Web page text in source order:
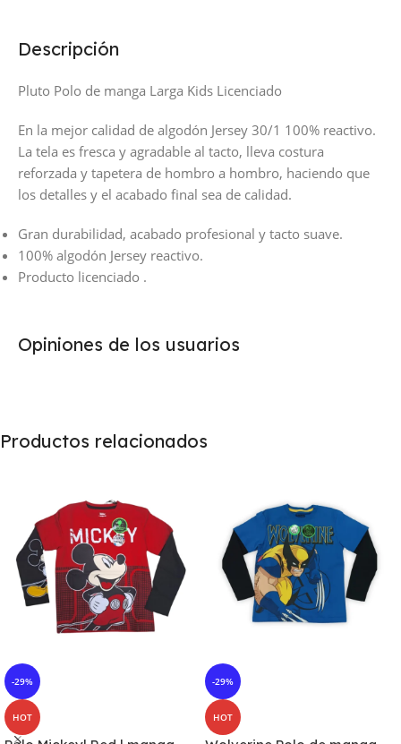
Descripción
Pluto Polo de manga Larga Kids Licenciado
En la mejor calidad de algodón Jersey 30/1 100% reactivo.
La tela es fresca y agradable al tacto, lleva costura
reforzada y tapetera de hombro a hombro, haciendo que
los detalles y el acabado final sea de calidad.
Gran durabilidad, acabado profesional y tacto suave.
100% algodón Jersey reactivo.
Producto licenciado .
Opiniones de los usuarios
Productos relacionados
-29%
HOT
-29%
HOT